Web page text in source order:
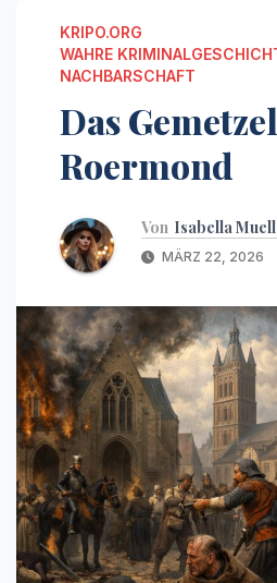
KRIPO.ORG
WAHRE
NACHBARSCHAFT
Das
Roermond
Von Isabella
MÄRZ 22, 2026